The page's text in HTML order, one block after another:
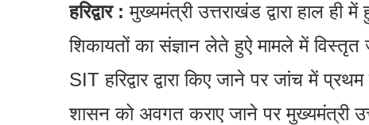
हरिद्वार : मुख्यमंत्री उत्तराखंड द्वारा हाल ही
शिकायतों का संज्ञान लेते हुऐ मामले में
SIT हरिद्वार द्वारा किए जाने पर जांच में
शासन को अवगत कराए जाने पर मुख्यमंत्री